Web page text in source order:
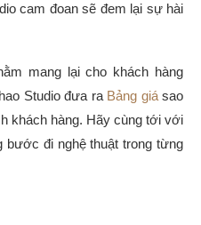
cam đoan sẽ đem lại sự hài
mang lại cho khách hàng
Studio đưa ra Bảng giásao
khách hàng. Hãy cùng tới với
bước đi nghệ thuật trong từng